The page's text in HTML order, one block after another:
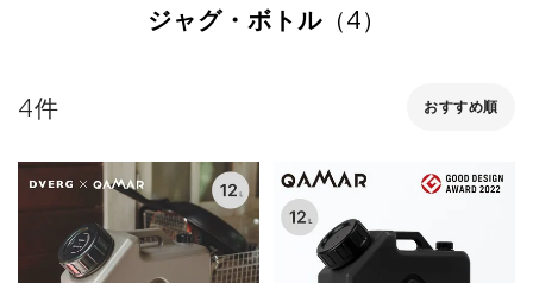
ジャグ・ボトル （4）
おすすめ順
4